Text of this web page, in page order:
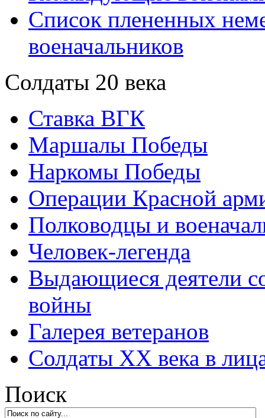
Список плененных
военачальников
Солдаты 20 века
Ставка ВГК
Маршалы Победы
Наркомы Победы
Операции Красной
Полководцы и
Человек-легенда
Выдающиеся деятели
войны
Галерея ветеранов
Солдаты XX века в
Поиск